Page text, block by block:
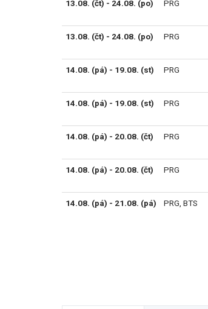
13.08. (čt) - 24.08. (po) PRG
13.08. (čt) - 24.08. (po) PRG
14.08. (pá) - 19.08. (st) PRG
14.08. (pá) - 19.08. (st) PRG
14.08. (pá) - 20.08. (čt) PRG
14.08. (pá) - 20.08. (čt) PRG
14.08. (pá) - 21.08. (pá) PRG, BTS